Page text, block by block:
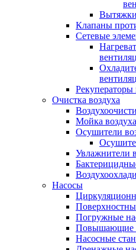
Клапаны
Сетевые
Очистка воздуха
Мойка воздуха
Осушители
Увлажнители
Насосы
Погружные
Повышающие
Насосные